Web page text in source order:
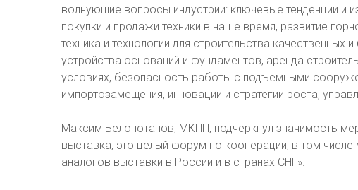
волнующие вопросы индустрии: ключевые тенденции и
покупки и продажи техники в наше время, развитие
техника и технологии для строительства
устройства оснований и фундаментов, аренда
условиях, безопасность работы с подъемными
импортозамещения, инновации и стратегии роста,
Максим Белопотапов, МКПП, подчеркнул значимость
выставка, это целый форум по кооперации, в том
аналогов выставки в России и в странах СНГ».